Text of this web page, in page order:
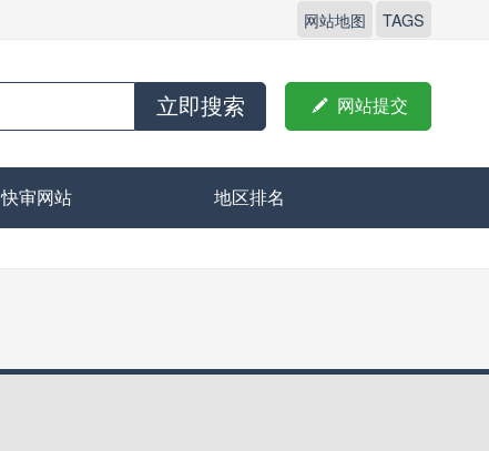
网站地图 TAGS
立即搜索  网站提交
快审网站 地区排名